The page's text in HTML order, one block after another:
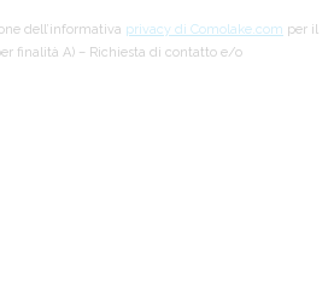
dell’informativa privacy di Comolake.com per il
finalità A) – Richiesta di contatto e/o